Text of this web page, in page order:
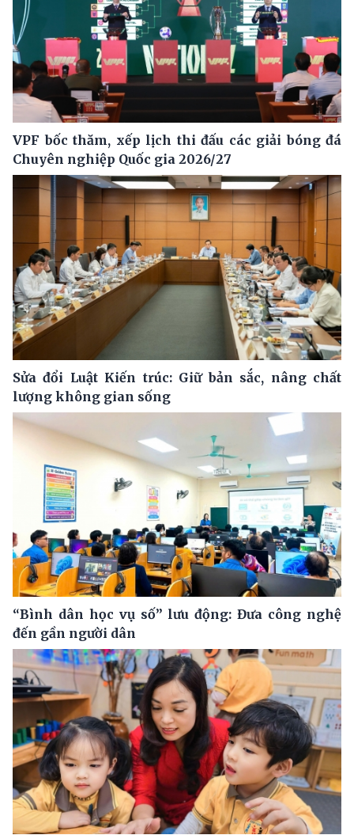
VPF bốc thăm, xếp lịch thi đấu các giải bóng đá
Chuyên nghiệp Quốc gia 2026/27
Sửa đổi Luật Kiến trúc: Giữ bản sắc, nâng chất
lượng không gian sống
“Bình dân học vụ số” lưu động: Đưa công nghệ
đến gần người dân